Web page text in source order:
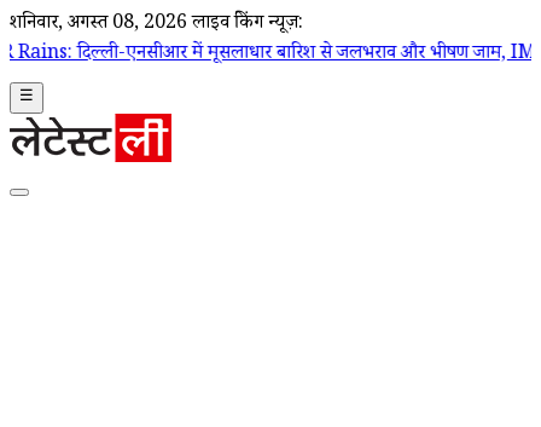
शनिवार, अगस्त 08, 2026 लाइव ब्रेकिंग न्यूज़:
एनसीआर में मूसलाधार बारिश से जलभराव और भीषण जाम, IMD ने जारी
☰